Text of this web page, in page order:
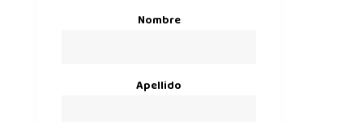
Nombre
Apellido